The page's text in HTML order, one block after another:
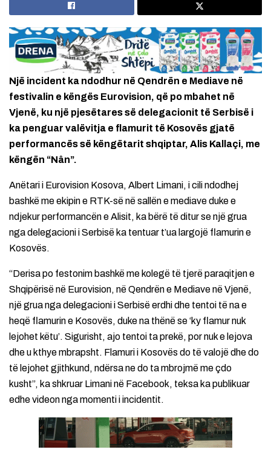
Një incident ka ndodhur në Qendrën e Mediave në
festivalin e këngës Eurovision, që po mbahet në
Vjenë, ku një pjesëtares së delegacionit të Serbisë i
ka penguar valëvitja e flamurit të Kosovës gjatë
performancës së këngëtarit shqiptar, Alis Kallaçi, me
këngën “Nân”.
Anëtari i Eurovision Kosova, Albert Limani, i cili ndodhej
bashkë me ekipin e RTK-së në sallën e mediave duke e
ndjekur performancën e Alisit, ka bërë të ditur se një grua
nga delegacioni i Serbisë ka tentuar t’ua largojë flamurin e
Kosovës.
“Derisa po festonim bashkë me kolegë të tjerë paraqitjen e
Shqipërisë në Eurovision, në Qendrën e Mediave në Vjenë,
një grua nga delegacioni i Serbisë erdhi dhe tentoi të na e
heqë flamurin e Kosovës, duke na thënë se ‘ky flamur nuk
lejohet këtu’. Sigurisht, ajo tentoi ta prekë, por nuk e lejova
dhe u kthye mbrapsht. Flamuri i Kosovës do të valojë dhe do
të lejohet gjithkund, ndërsa ne do ta mbrojmë me çdo
kusht”, ka shkruar Limani në Facebook, teksa ka publikuar
edhe videon nga momenti i incidentit.